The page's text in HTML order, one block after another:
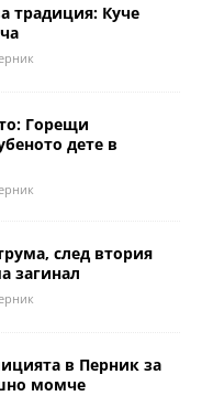
традиция: Куче
Горещи
дете в
след втория
загинал
в Перник за
момче